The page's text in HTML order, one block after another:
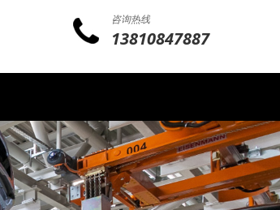
咨询热线
13810847887